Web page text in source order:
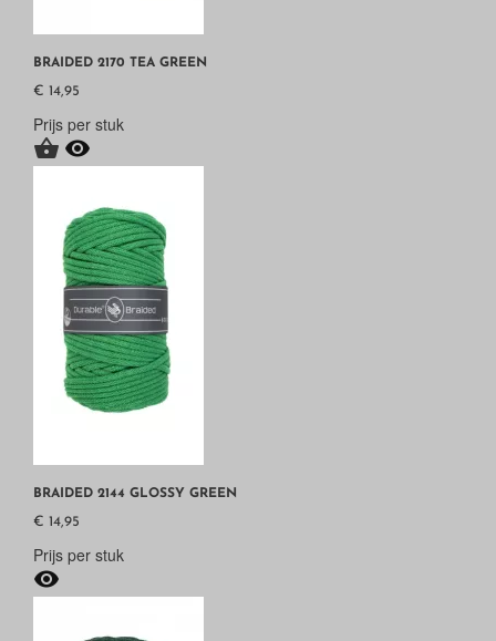
BRAIDED 2170 TEA GREEN
€ 14,95
Prijs per stuk
 
BRAIDED 2144 GLOSSY GREEN
€ 14,95
Prijs per stuk
